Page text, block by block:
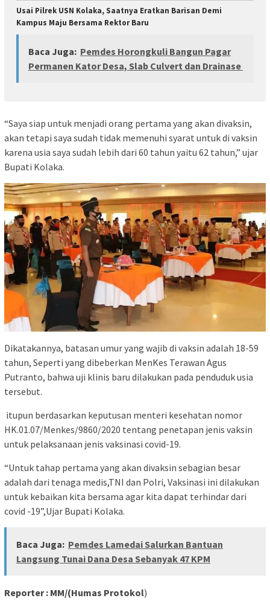
Usai Pilrek USN Kolaka, Saatnya Eratkan Barisan Demi
Kampus Maju Bersama Rektor Baru
Baca Juga: Pemdes Horongkuli Bangun Pagar
Permanen Kator Desa, Slab Culvert dan Drainase
“Saya siap untuk menjadi orang pertama yang akan divaksin,
akan tetapi saya sudah tidak memenuhi syarat untuk di vaksin
karena usia saya sudah lebih dari 60 tahun yaitu 62 tahun,” ujar
Bupati Kolaka.
Dikatakannya, batasan umur yang wajib di vaksin adalah 18-59
tahun, Seperti yang dibeberkan MenKes Terawan Agus
Putranto, bahwa uji klinis baru dilakukan pada penduduk usia
tersebut.
itupun berdasarkan keputusan menteri kesehatan nomor
HK.01.07/Menkes/9860/2020 tentang penetapan jenis vaksin
untuk pelaksanaan jenis vaksinasi covid-19.
“Untuk tahap pertama yang akan divaksin sebagian besar
adalah dari tenaga medis,TNI dan Polri, Vaksinasi ini dilakukan
untuk kebaikan kita bersama agar kita dapat terhindar dari
covid -19”,Ujar Bupati Kolaka.
Baca Juga: Pemdes Lamedai Salurkan Bantuan
Langsung Tunai Dana Desa Sebanyak 47 KPM
Reporter : MM/(Humas Protokol)